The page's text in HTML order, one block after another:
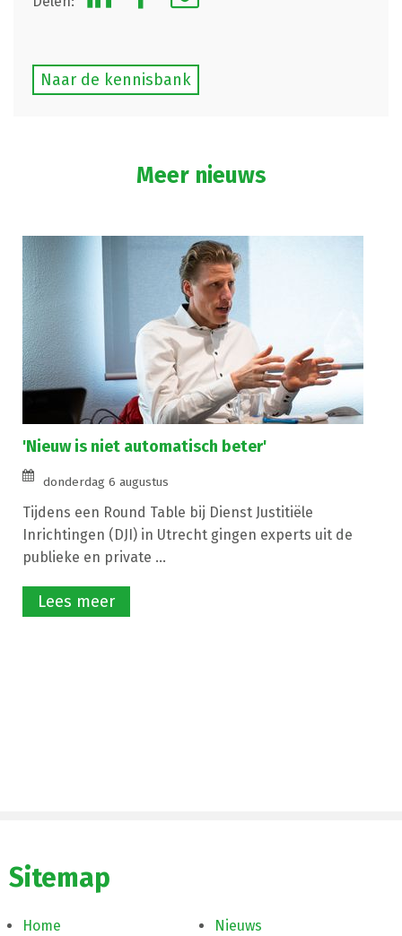
Naar de kennisbank
Meer nieuws
'Nieuw is niet automatisch beter'
donderdag 6 augustus
Tijdens een Round Table bij Dienst Justitiële
Inrichtingen (DJI) in Utrecht gingen experts uit de
publieke en private ...
Lees meer
Sitemap
Home
Nieuws